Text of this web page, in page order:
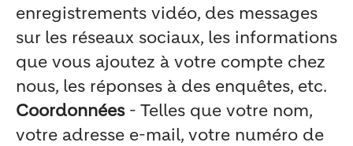
enregistrements vidéo, des messages
sur les réseaux sociaux, les informations
que vous ajoutez à votre compte chez
nous, les réponses à des enquêtes, etc.
Coordonnées- Telles que votre nom,
votre adresse e-mail, votre numéro de